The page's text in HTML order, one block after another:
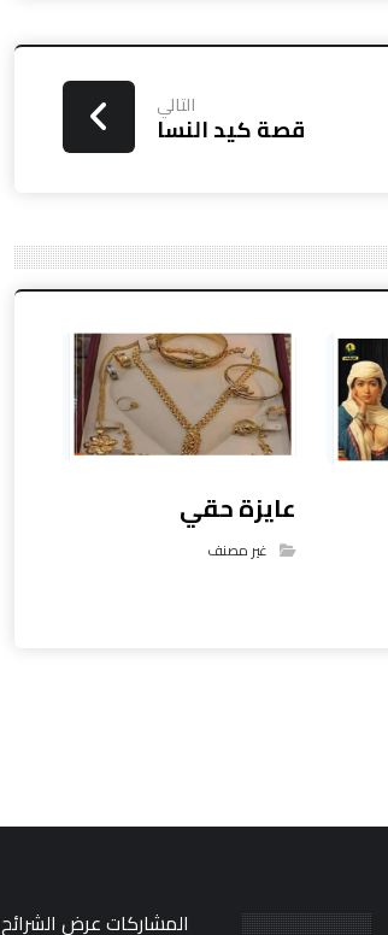
التالي
قصة كيد النسا
عايزة حقي
غير مصنف
المشاركات عرض الشرائح